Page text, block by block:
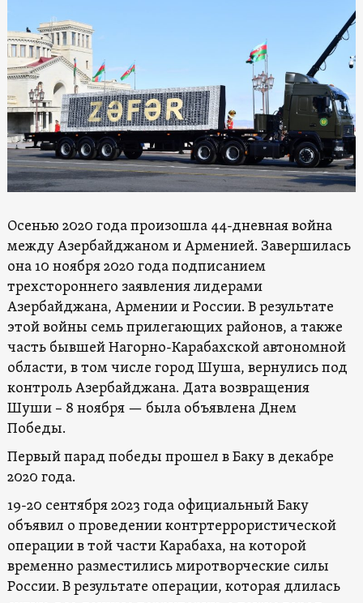
Осенью 2020 года произошла 44-дневная война
между Азербайджаном и Арменией. Завершилась
она 10 ноября 2020 года подписанием
трехстороннего заявления лидерами
Азербайджана, Армении и России. В результате
этой войны семь прилегающих районов, а также
часть бывшей Нагорно-Карабахской автономной
области, в том числе город Шуша, вернулись под
контроль Азербайджана. Дата возвращения
Шуши – 8 ноября — была объявлена Днем
Победы.
Первый парад победы прошел в Баку в декабре
2020 года.
19-20 сентября 2023 года официальный Баку
объявил о проведении контртеррористической
операции в той части Карабаха, на которой
временно разместились миротворческие силы
России. В результате операции, которая длилась